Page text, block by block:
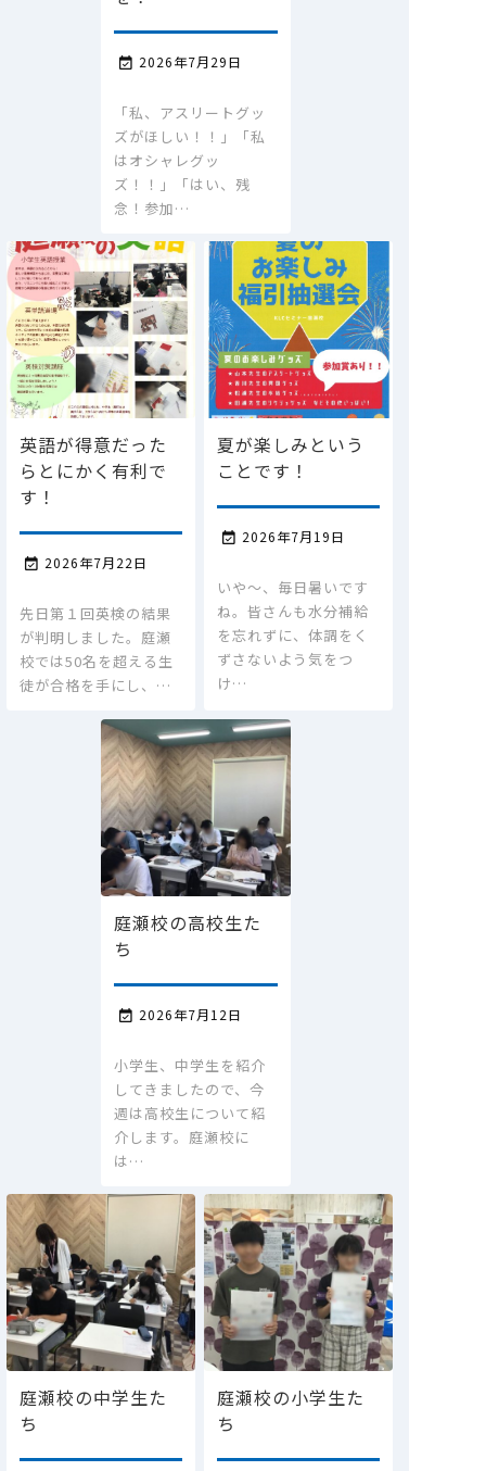
 2026年7月29日
「私、アスリートグッ
ズがほしい！！」「私
はオシャレグッ
ズ！！」「はい、残
念！参加…
英語が得意だった
らとにかく有利で
す！
 2026年7月22日
先日第１回英検の結果
が判明しました。庭瀬
校では50名を超える生
徒が合格を手にし、…
夏が楽しみという
ことです！
 2026年7月19日
いや～、毎日暑いです
ね。皆さんも水分補給
を忘れずに、体調をく
ずさないよう気をつ
け…
庭瀬校の高校生た
ち
 2026年7月12日
小学生、中学生を紹介
してきましたので、今
週は高校生について紹
介します。庭瀬校に
は…
庭瀬校の中学生た
ち
庭瀬校の小学生た
ち